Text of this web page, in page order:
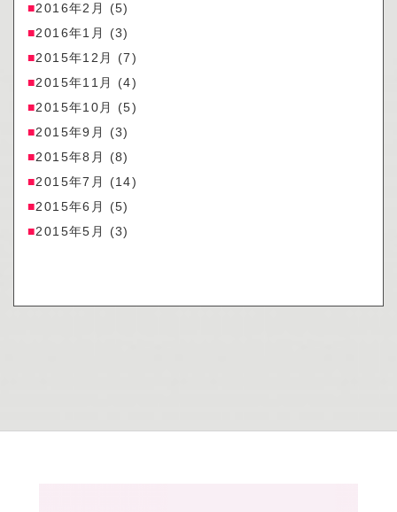
2016年2月
(5)
2016年1月
(3)
2015年12月
(7)
2015年11月
(4)
2015年10月
(5)
2015年9月
(3)
2015年8月
(8)
2015年7月
(14)
2015年6月
(5)
2015年5月
(3)